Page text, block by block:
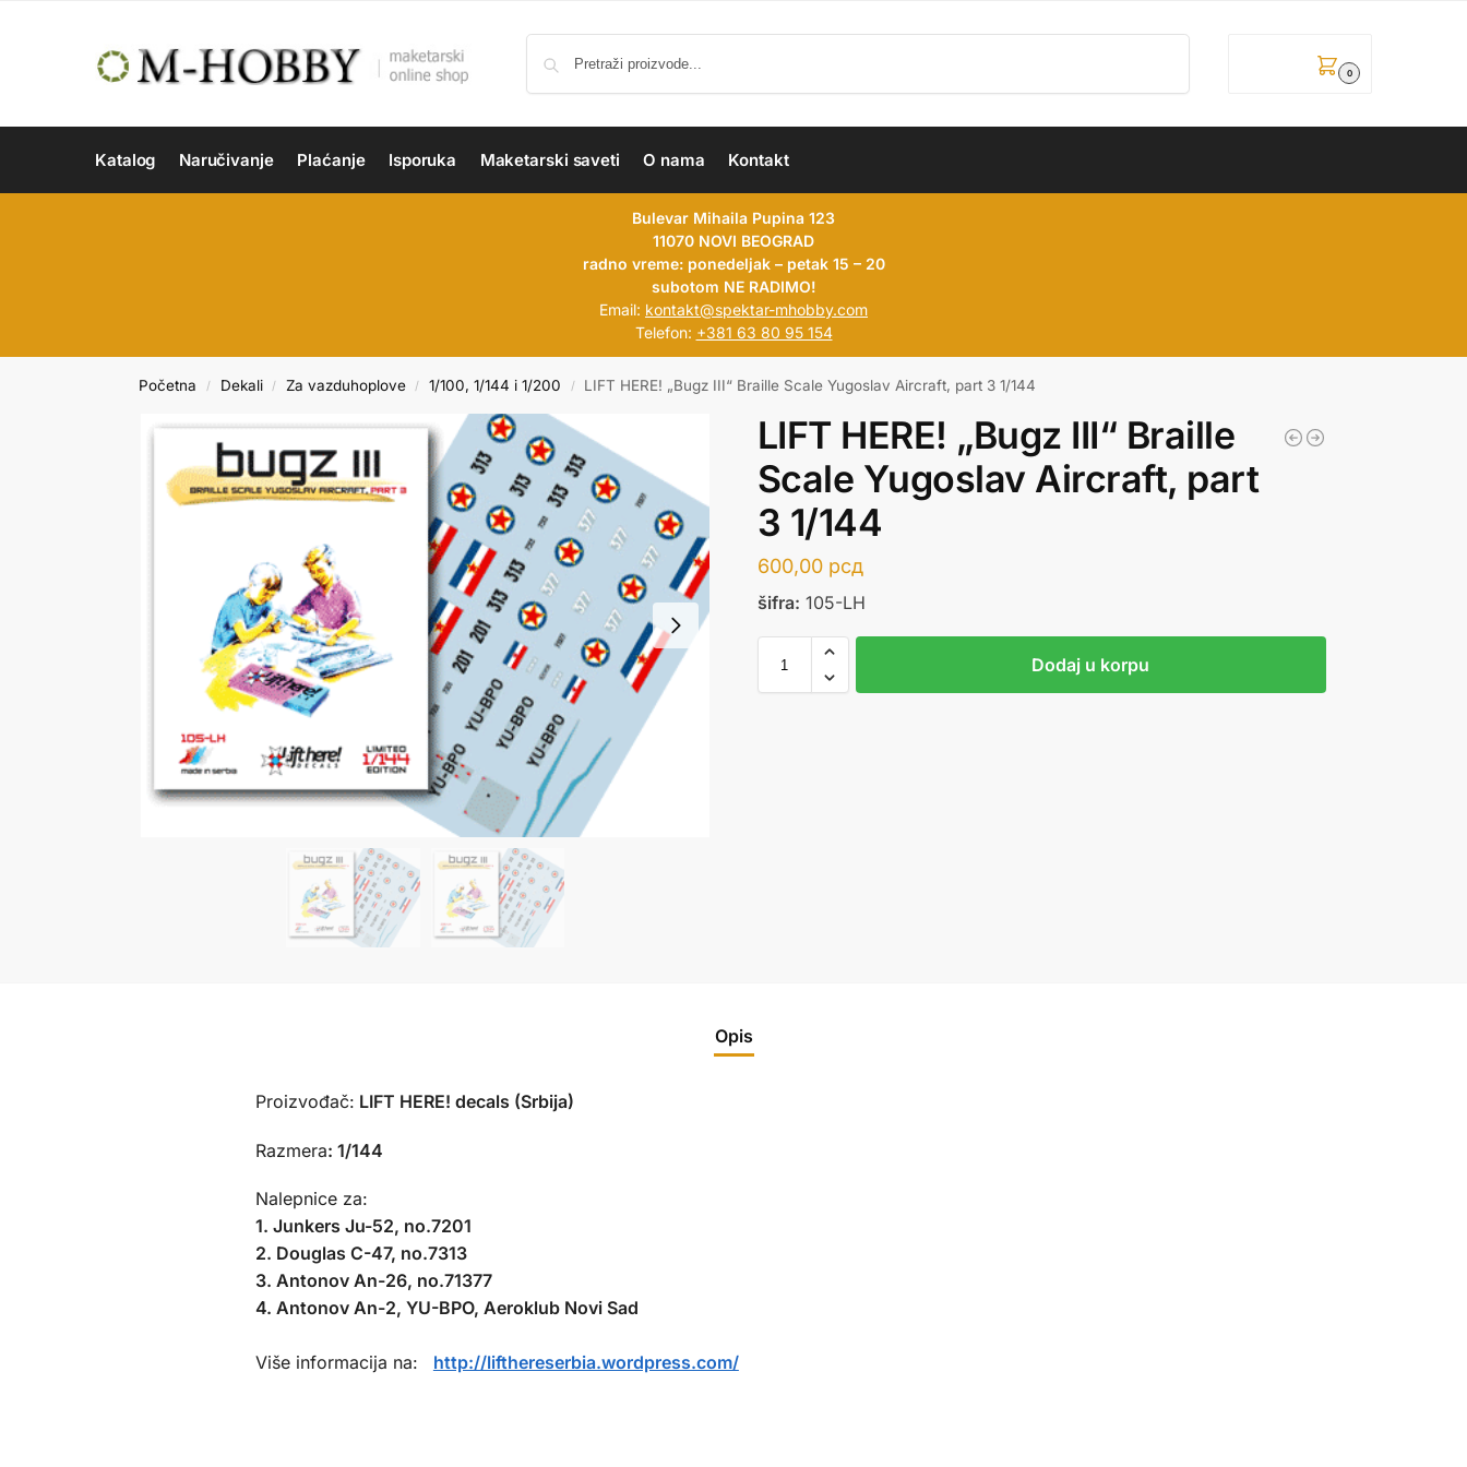
0
Katalog Naručivanje Plaćanje Isporuka Maketarski saveti O nama Kontakt
Bulevar Mihaila Pupina 123
11070 NOVI BEOGRAD
radno vreme: ponedeljak – petak 15 – 20
subotom NE RADIMO!
Email: kontakt@spektar-mhobby.com
Telefon: +381 63 80 95 154
Početna / Dekali / Za vazduhoplove / 1/100, 1/144 i 1/200 / LIFT HERE! „Bugz III“ Braille Scale Yugoslav Aircraft, part 3 1/144
LIFT HERE! „Bugz III“ Braille
Scale Yugoslav Aircraft, part
3 1/144
600,00 рсд
šifra: 105-LH
Dodaj u korpu
Opis
Proizvođač: LIFT HERE! decals (Srbija)
Razmera: 1/144
Nalepnice za:
1. Junkers Ju-52, no.7201
2. Douglas C-47, no.7313
3. Antonov An-26, no.71377
4. Antonov An-2, YU-BPO, Aeroklub Novi Sad
Više informacija na: http://lifthereserbia.wordpress.com/